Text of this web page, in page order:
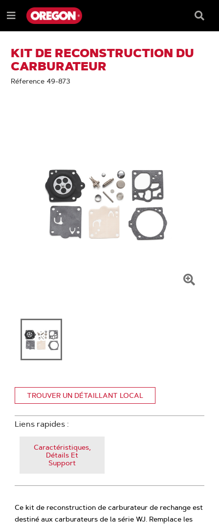
PASSER
AU
CONTENU
PASSER
AU
DE
Menu
Barre
de
KIT DE RECONSTRUCTION DU
CARBURATEUR
Réference 49-873
TROUVER UN DÉTAILLANT LOCAL
Liens rapides :
Caractéristiques,
Détails Et
Support
Ce kit de reconstruction de carburateur de rechange est
destiné aux carburateurs de la série WJ. Remplace les